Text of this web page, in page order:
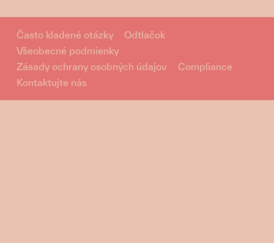
Často kladené otázky
Odtlačok
Všeobecné podmienky
Zásady ochrany osobných údajov
Compliance
Kontaktujte nás